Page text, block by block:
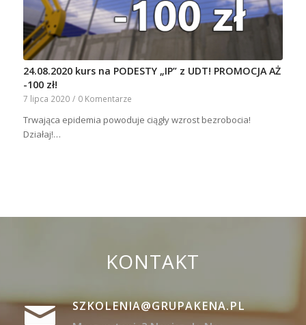
24.08.2020 kurs na PODESTY „IP” z UDT! PROMOCJA AŻ
-100 zł!
7 lipca 2020 / 0 Komentarze
Trwająca epidemia powoduje ciągły wzrost bezrobocia!
Działaj!…
KONTAKT
SZKOLENIA@GRUPAKENA.PL